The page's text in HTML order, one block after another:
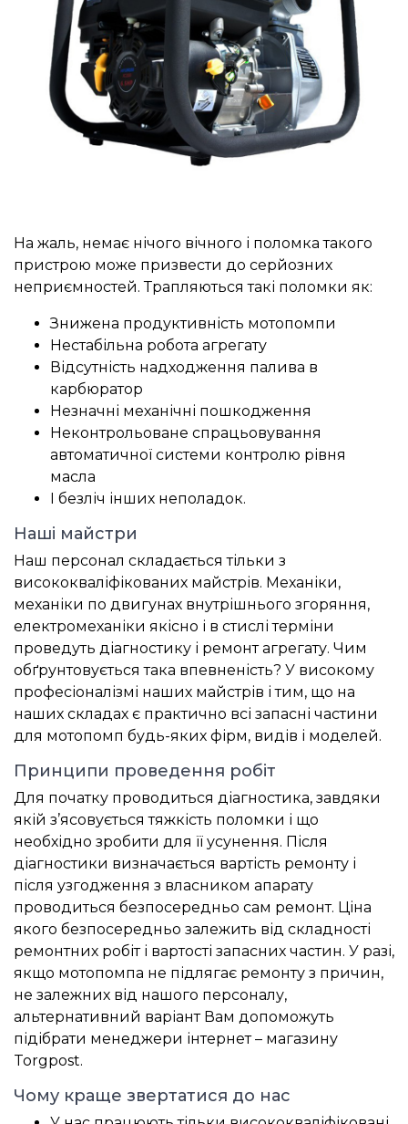
На жаль, немає нічого вічного і поломка такого
пристрою може призвести до серйозних
неприємностей. Трапляються такі поломки як:
Знижена продуктивність мотопомпи
Нестабільна робота агрегату
Відсутність надходження палива в
карбюратор
Незначні механічні пошкодження
Неконтрольоване спрацьовування
автоматичної системи контролю рівня
масла
І безліч інших неполадок.
Наші майстри
Наш персонал складається тільки з
висококваліфікованих майстрів. Механіки,
механіки по двигунах внутрішнього згоряння,
електромеханіки якісно і в стислі терміни
проведуть діагностику і ремонт агрегату. Чим
обґрунтовується така впевненість? У високому
професіоналізмі наших майстрів і тим, що на
наших складах є практично всі запасні частини
для мотопомп будь-яких фірм, видів і моделей.
Принципи проведення робіт
Для початку проводиться діагностика, завдяки
якій з’ясовується тяжкість поломки і що
необхідно зробити для її усунення. Після
діагностики визначається вартість ремонту і
після узгодження з власником апарату
проводиться безпосередньо сам ремонт. Ціна
якого безпосередньо залежить від складності
ремонтних робіт і вартості запасних частин. У разі,
якщо мотопомпа не підлягає ремонту з причин,
не залежних від нашого персоналу,
альтернативний варіант Вам допоможуть
підібрати менеджери інтернет – магазину
Torgpost.
Чому краще звертатися до нас